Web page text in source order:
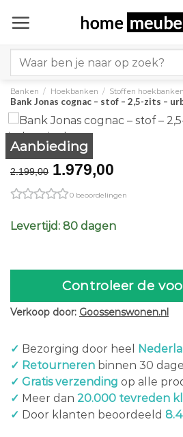
naar
for:
Banken / Hoekbanken / Stoffen hoekbanken
Bank Jonas cognac – stof – 2,5-zits –
Aanbieding
2.199,00 Original
price
was:
€2.199,00.
1.979,00
is:
0 beoordelingen
Levertijd: 80 dagen
Controleer de
Verkoop door: Goossenswonen.nl
✓ Bezorging door heel
✓ Retourneren binnen 30
✓ Gratis verzending op alle
✓ Meer dan 20.000 tevreden
✓ Door klanten beoordeeld 8.4